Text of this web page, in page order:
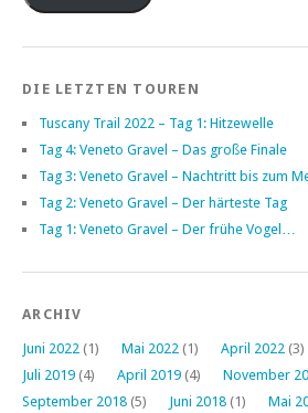
DIE LETZTEN TOUREN
Tuscany Trail 2022 – Tag 1: Hitzewelle
Tag 4: Veneto Gravel – Das große Finale
Tag 3: Veneto Gravel – Nachtritt bis zum
Tag 2: Veneto Gravel – Der härteste Tag
Tag 1: Veneto Gravel – Der frühe Vogel…
ARCHIV
Juni 2022 (1) Mai 2022 (1) April 2022 (3)
Juli 2019 (4) April 2019 (4) November
September 2018 (5) Juni 2018 (1) Mai